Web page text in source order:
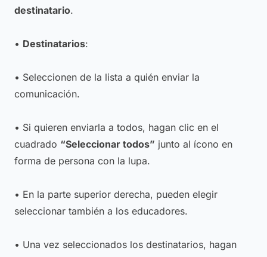
destinatario.
• Destinatarios:
• Seleccionen de la lista a quién enviar la
comunicación.
• Si quieren enviarla a todos, hagan clic en el
cuadrado “Seleccionar todos” junto al ícono en
forma de persona con la lupa.
• En la parte superior derecha, pueden elegir
seleccionar también a los educadores.
• Una vez seleccionados los destinatarios, hagan